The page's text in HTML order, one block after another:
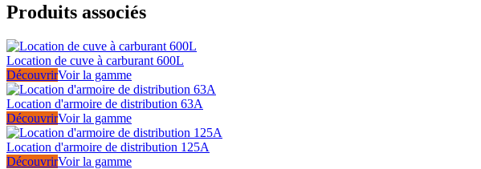
Produits associés
Location de cuve à carburant 600L
DécouvrirVoir la gamme
Location d'armoire de distribution 63A
DécouvrirVoir la gamme
Location d'armoire de distribution 125A
DécouvrirVoir la gamme